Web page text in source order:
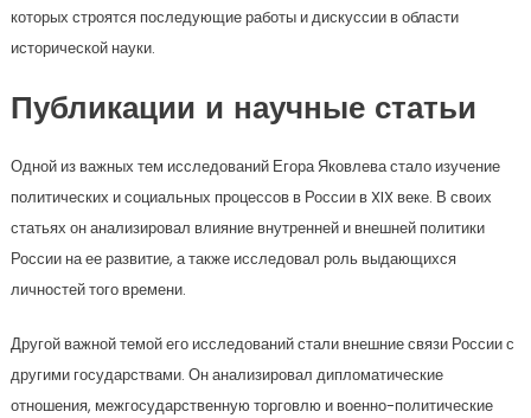
которых строятся последующие работы и дискуссии в области
исторической науки.
Публикации и научные статьи
Одной из важных тем исследований Егора Яковлева стало изучение
политических и социальных процессов в России в XIX веке. В своих
статьях он анализировал влияние внутренней и внешней политики
России на ее развитие, а также исследовал роль выдающихся
личностей того времени.
Другой важной темой его исследований стали внешние связи России с
другими государствами. Он анализировал дипломатические
отношения, межгосударственную торговлю и военно-политические